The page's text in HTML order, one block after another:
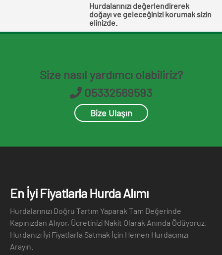
Hurdalarınızı değerlendirerek
doğayı ve geleceğinizi korumak sizin
elinizde.
Size nasıl yardımcı olabiliriz?
05332569593
Bize Ulaşın
En İyi Fiyatlarla Hurda Alımı
Hurdalarınızı Doğru Tartım Yaparak Tam Değerinde
Kapınızdan Alıyor, Ücretinizi Nakit Olarak Anında Ödüyoruz.
Hurdanızı İyi Fiyatlarla Satmak İçin Hemen Hurdacınızı
Arayın.